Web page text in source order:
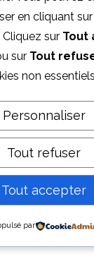
à Bruxelles
et
|Contact| N°
en cliquant sur
Cliquez sur Tout
sur Tout
non
Personnaliser
Tout refuser
Tout accepter
par